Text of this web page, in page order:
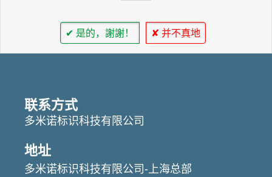
✔ 是的，謝謝！ ✘ 并不真地
联系方式
多米诺标识科技有限公司
地址
多米诺标识科技有限公司-上海总部